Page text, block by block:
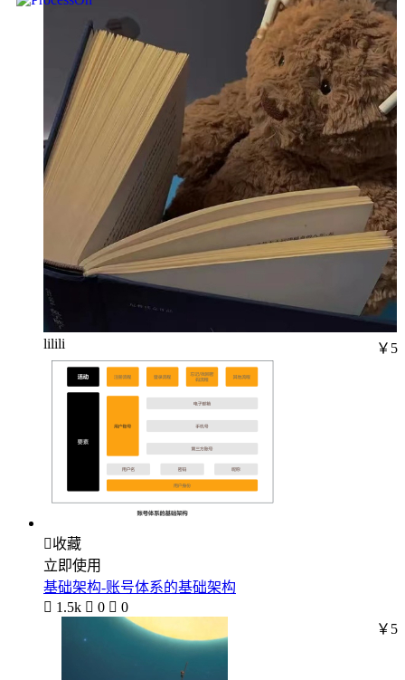
lilili ￥5
收藏
立即使用
基础架构-账号体系的基础架构
 1.5k  0  0
￥5